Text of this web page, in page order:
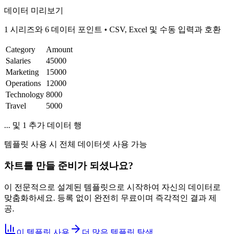
데이터 미리보기
1 시리즈와 6 데이터 포인트 • CSV, Excel 및 수동 입력과 호환
Category
Amount
Salaries
45000
Marketing
15000
Operations
12000
Technology 8000
Travel
5000
... 및 1 추가 데이터 행
템플릿 사용 시 전체 데이터셋 사용 가능
차트를 만들 준비가 되셨나요?
이 전문적으로 설계된 템플릿으로 시작하여 자신의 데이터로
맞춤화하세요. 등록 없이 완전히 무료이며 즉각적인 결과 제
공.